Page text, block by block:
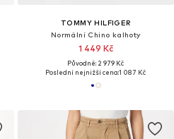
TOMMY HILFIGER
Normální Chino kalhoty
1 449 Kč
Původně: 2 979 Kč
Poslední nejnižší cena:1 087 Kč